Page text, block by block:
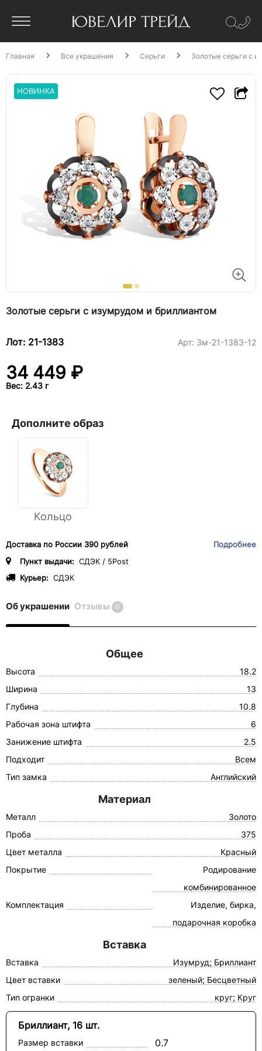
Главная Все украшения Серьги Золотые серьги с
НОВИНКА
Золотые серьги с изумрудом и бриллиантом
Лот: 21-1383 Арт: 3м-21-1383-12
34 449 ₽
Вес: 2.43 г
Дополните образ
Кольцо
Доставка по России 390 рублей
Подробнее
Пункт выдачи: СДЭК / 5Post
Курьер: СДЭК
Об украшении Отзывы 0
Общее
Высота
18.2
Ширина
13
Глубина
10.8
Рабочая зона штифта
6
Занижение штифта
2.5
Подходит
Всем
Тип замка
Английский
Материал
Металл
Золото
Проба
375
Цвет металла
Красный
Покрытие
Родирование
комбинированное
Комплектация
Изделие, бирка,
подарочная коробка
Вставка
Вставка
Изумруд; Бриллиант
Цвет вставки
зеленый; Бесцветный
Тип огранки
круг; Круг
Бриллиант, 16 шт.
Размер вставки 0.7